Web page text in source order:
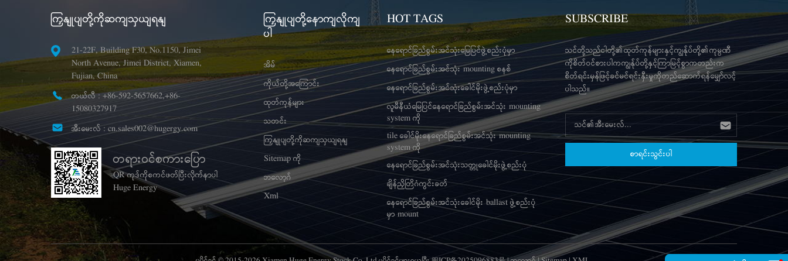
ကြှနျုပျတို့ကိုဆကျသှယျရနျ
21-22F, Building F30, No.1150, Jimei
North Avenue, Jimei District, Xiamen,
Fujian, China
တယ်လီ :+86-592-5657662,+86-
15080327917
အီးမေးလ် : cn.sales002@hugergy.com
တရားဝင်စကားပြော
QR ကုဒ်ကိုစကင်ဖတ်ပြီးလိုက်နာပါ
Huge Energy
ကြှနျုပျတို့နောကျလိုကျ
ပါ
အိမ်
ကိုယ်တို့အကြောင်း
ထုတ်ကုန်များ
သတင်း
ကြှနျုပျတို့ကိုဆကျသှယျရနျ
Sitemap ကို
ဘလော့ဂ်
Xml
HOT TAGS
နေရောင်ခြည်စွမ်းအင်သုံးမြေပြင်ဖွဲ့စည်းပုံမှာ
နေရောင်ခြည်စွမ်းအင်သုံး mounting စနစ်
နေရောင်ခြည်စွမ်းအင်သုံးခေါင်မိုးဖွဲ့စည်းပုံမှာ
လူမီနီယံမြေပြင်နေရောင်ခြည်စွမ်းအင်သုံး mounting
system ကို
tile ခေါင်မိုးနေရောင်ခြည်စွမ်းအင်သုံး mounting
system ကို
နေရောင်ခြည်စွမ်းအင်သုံးသတ္တုခေါင်မိုးဖွဲ့စည်းပုံ
ချိန်ညှိတြိဂံကွင်းခတ်
နေရောင်ခြည်စွမ်းအင်သုံးခေါင်မိုး ballast ဖွဲ့စည်းပုံ
မှာ mount
SUBSCRIBE
သင်တို့သည်ငါတို့၏ထုတ်ကုန်များနှင့်ကျွန်ုပ်တို့၏ကုမ္ပဏီ
ကိုစိတ်ဝင်စားပါကကျွန်ုပ်တို့နှင့်ကြာမြင့်စွာကတည်းက
စိတ်ရင်းမှန်ဖြင့်ခင်မင်ရင်းနှီးမှုကိုတည်ဆောက်ရန်မျှော်လင့်
ပါသည်။